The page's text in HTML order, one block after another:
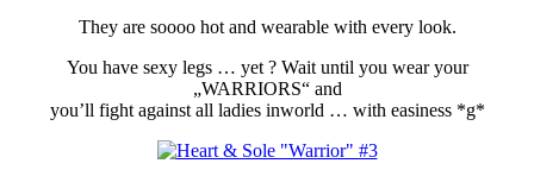
They are soooo hot and wearable with every look.
You have sexy legs … yet ? Wait until you wear your
„WARRIORS“ and
you’ll fight against all ladies inworld … with easiness *g*